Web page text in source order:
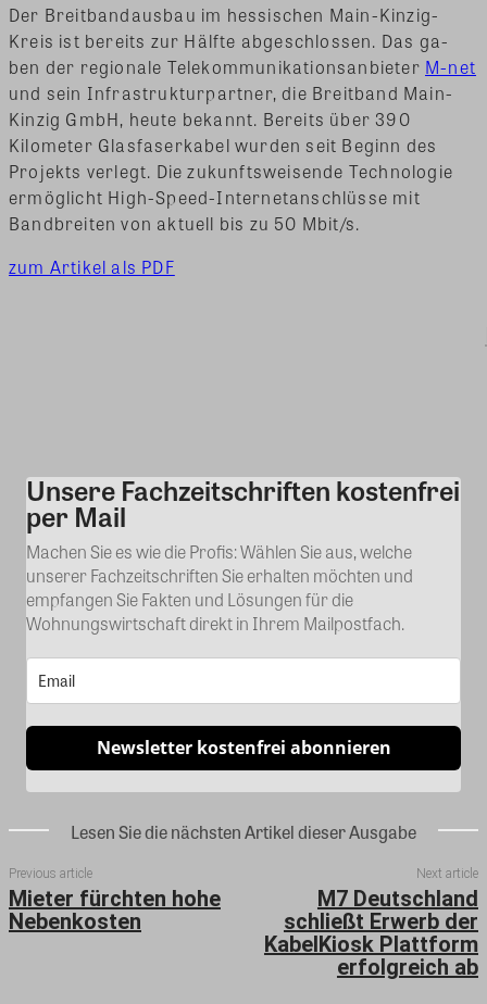
Der Breitbandausbau im hessischen Main-Kinzig-
Kreis ist bereits zur Hälfte abgeschlossen. Das ga-
ben der regionale Telekommunikationsanbieter M-net
und sein Infrastrukturpartner, die Breitband Main-
Kinzig GmbH, heute bekannt. Bereits über 390
Kilometer Glasfaserkabel wurden seit Beginn des
Projekts verlegt. Die zukunftsweisende Technologie
ermöglicht High-Speed-Internetanschlüsse mit
Bandbreiten von aktuell bis zu 50 Mbit/s.
zum Artikel als PDF
Kommentar
Unsere Fachzeitschriften kostenfrei
per Mail
Machen Sie es wie die Profis: Wählen Sie aus, welche
unserer Fachzeitschriften Sie erhalten möchten und
empfangen Sie Fakten und Lösungen für die
Wohnungswirtschaft direkt in Ihrem Mailpostfach.
Newsletter kostenfrei abonnieren
Lesen Sie die nächsten Artikel dieser Ausgabe
Previous article
Mieter fürchten hohe
Nebenkosten
Next article
M7 Deutschland
schließt Erwerb der
KabelKiosk Plattform
erfolgreich ab